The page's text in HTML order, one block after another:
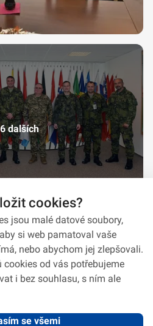
dalších
cookies?
jsou malé datové soubory,
si web pamatoval vaše
nebo abychom jej zlepšovali.
od vás potřebujeme
i bez souhlasu, s ním ale
se všemi